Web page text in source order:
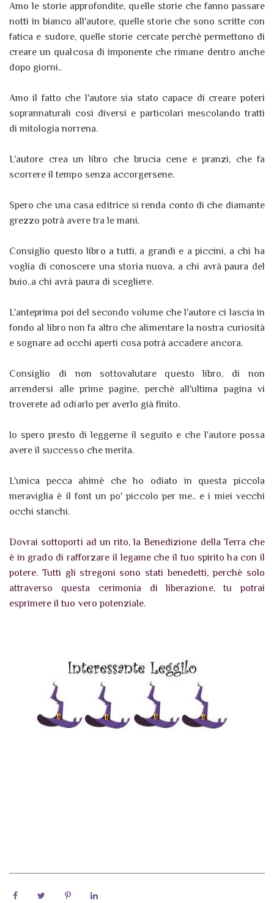
Amo le storie approfondite, quelle storie che fanno passare
notti in bianco all'autore, quelle storie che sono scritte con
fatica e sudore, quelle storie cercate perchè permettono di
creare un qualcosa di imponente che rimane dentro anche
dopo giorni..
Amo il fatto che l'autore sia stato capace di creare poteri
soprannaturali così diversi e particolari mescolando tratti
di mitologia norrena.
L'autore crea un libro che brucia cene e pranzi, che fa
scorrere il tempo senza accorgersene.
Spero che una casa editrice si renda conto di che diamante
grezzo potrà avere tra le mani.
Consiglio questo libro a tutti, a grandi e a piccini, a chi ha
voglia di conoscere una storia nuova, a chi avrà paura del
buio..a chi avrà paura di scegliere.
L'anteprima poi del secondo volume che l'autore ci lascia in
fondo al libro non fa altro che alimentare la nostra curiosità
e sognare ad occhi aperti cosa potrà accadere ancora.
Consiglio di non sottovalutare questo libro, di non
arrendersi alle prime pagine, perchè all'ultima pagina vi
troverete ad odiarlo per averlo già finito.
Io spero presto di leggerne il seguito e che l'autore possa
avere il successo che merita.
L'unica pecca ahimè che ho odiato in questa piccola
meraviglia è il font un po' piccolo per me.. e i miei vecchi
occhi stanchi.
Dovrai sottoporti ad un rito, la Benedizione della Terra che
è in grado di rafforzare il legame che il tuo spirito ha con il
potere. Tutti gli stregoni sono stati benedetti, perchè solo
attraverso questa cerimonia di liberazione, tu potrai
esprimere il tuo vero potenziale.